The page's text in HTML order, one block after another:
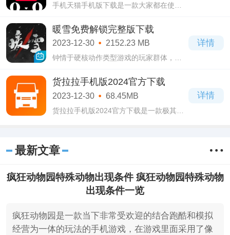
手机天猫手机版下载是一款大家都在使用
手机版下载软件能购买到许多质量好的商
品，现在许多大牌都入驻进来了，虽然这
里的店
暖雪免费解锁完整版下载
2023-12-30 2152.23 MB
钟情于硬核动作类型游戏的玩家群体，可
款制作精良的，有着自己世界观设定，也
有相当不错的场景，动作，机制设定的横
版动作
详情
货拉拉手机版2024官方下载
2023-12-30 68.45MB
货拉拉手机版2024官方下载是一款极其受
家，建材运
详情
最新文章
疯狂动物园特殊动物出现条件 疯狂动物园特殊动物
出现条件一览
疯狂动物园是一款当下非常受欢迎的结合跑酷和模拟
经营为一体的玩法的手机游戏，在游戏里面采用了像